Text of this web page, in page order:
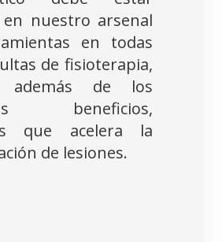
en nuestro arsenal
en todas
de fisioterapia,
además de los
beneficios,
que acelera la
de lesiones.